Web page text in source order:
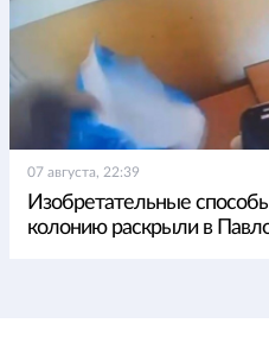
07 августа, 22:39
Изобретательные
колонию раскрыли в